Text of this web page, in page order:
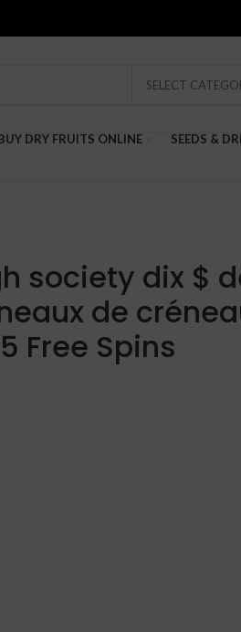
SELECT
DRY FRUITS ONLINE SEEDS &
society dix $
de
Free Spins